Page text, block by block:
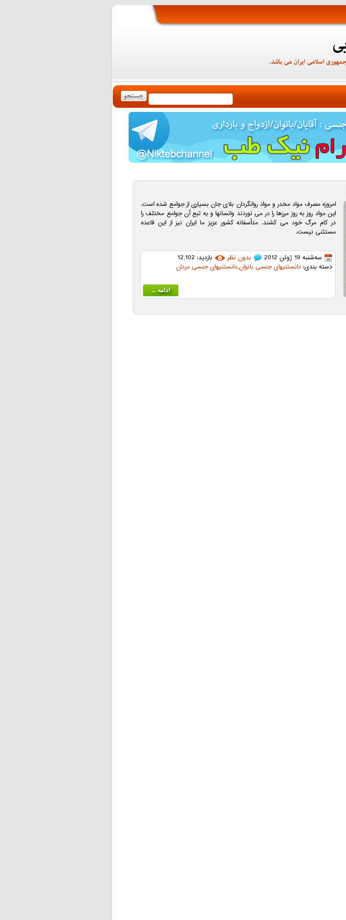
امروزه مصرف مواد مخدر و مواد روانگردان بلای جان بسیاری از جوامع شده است.
این مواد روز به روز مرزها را در می نوردند وانسانها و به تبع آن جوامع مختلف را
در کام مرگ خود می کشند. متأسفانه کشور عزیز ما ایران نیز از این قاعده
مستثنی نیست.
سه‌شنبه 19 ژوئن 2012 بدون نظر
بازدید: 12,102
دسته بندی:دانستنیهای جنسی بانوان,دانستنیهای جنسی مردان